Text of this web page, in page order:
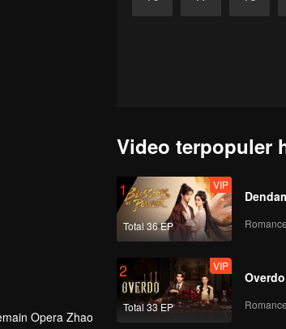
Opera Zhao
Video terpopuler
1
Total 36 EP
VIP
2
Total 33 EP
VIP
Overdo